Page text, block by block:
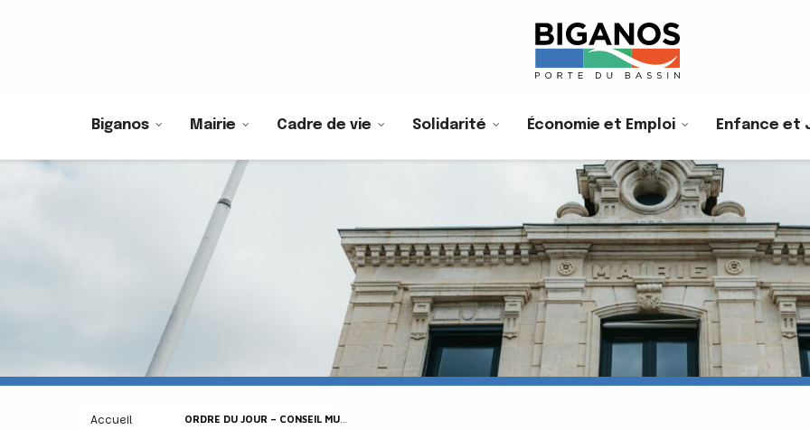
Biganos Mairie Cadre de vie Solidarité Économie et Emploi Enfance et
Accueil ORDRE DU JOUR – CONSEIL MUNICIPAL DU 01.12.2021